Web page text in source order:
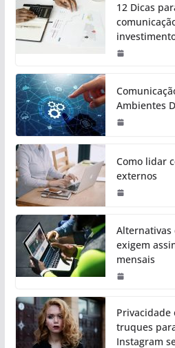
12 Dicas
Ambientes
Como lidar
externos
Alternativas
exigem
mensais
Privacidade
truques
Instagram